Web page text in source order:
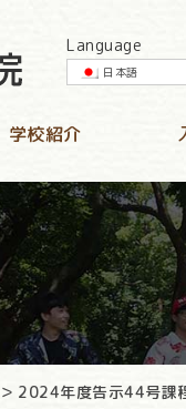
Language
日本語
学校紹介
2024年度告示44号課